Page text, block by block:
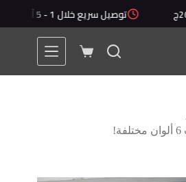
توصيل سريع خلال 1 - 5 أيام